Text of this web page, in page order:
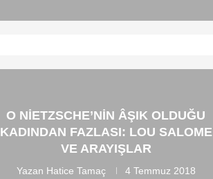
O NIETZSCHE’NIN ÂŞIK OLDUĞU
KADINDAN FAZLASI: LOU SALOME
VE ARAYIŞLAR
Yazan Hatice Tamaç 4 Temmuz 2018